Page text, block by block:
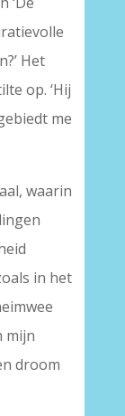
Het
op. ‘Hij
me
waarin
in het
mijn
droom